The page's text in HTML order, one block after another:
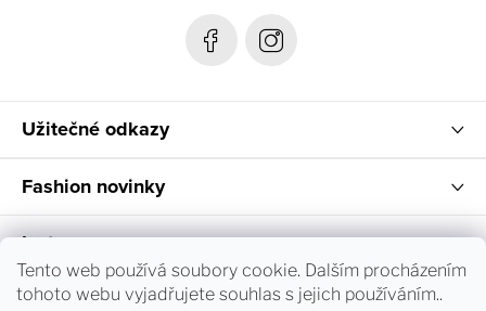
Tento web používá soubory cookie. Dalším procházením
tohoto webu vyjadřujete souhlas s jejich používáním..
Užitečné odkazy
Fashion novinky
Instagram